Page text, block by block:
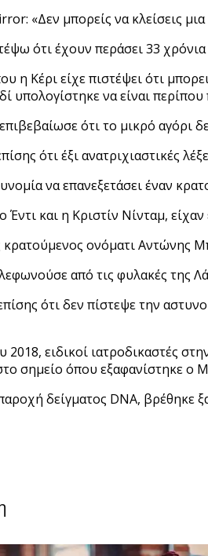
«Δεν μπορείς να κλείσεις
ότι έχουν περάσει 33
η Κέρι είχε πιστέψει ότι
υπολογίστηκε να είναι περίπου
ότι το μικρό αγόρι
ότι έξι ανατριχιαστικές
να επανεξετάσει έναν
Έντι και η Κριστίν Νίνταμ,
ονόματι Αντώνης
από τις φυλακές της
ότι δεν πίστεψε την
2018, ειδικοί ιατροδικαστές
σημείο όπου εξαφανίστηκε ο
δείγματος DNA, βρέθηκε